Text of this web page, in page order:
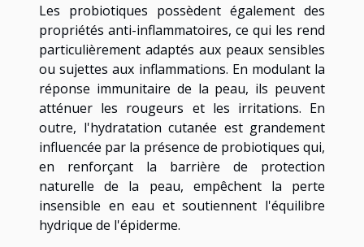
Les probiotiques possèdent également des
propriétés anti-inflammatoires, ce qui les rend
particulièrement adaptés aux peaux sensibles
ou sujettes aux inflammations. En modulant la
réponse immunitaire de la peau, ils peuvent
atténuer les rougeurs et les irritations. En
outre, l'hydratation cutanée est grandement
influencée par la présence de probiotiques qui,
en renforçant la barrière de protection
naturelle de la peau, empêchent la perte
insensible en eau et soutiennent l'équilibre
hydrique de l'épiderme.